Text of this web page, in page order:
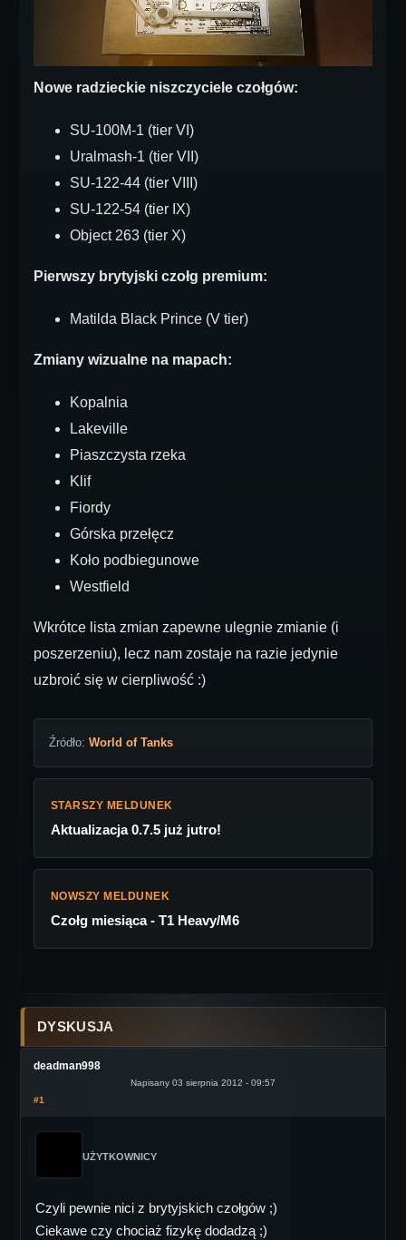
Nowe radzieckie niszczyciele czołgów:
SU-100M-1 (tier VI)
Uralmash-1 (tier VII)
SU-122-44 (tier VIII)
SU-122-54 (tier IX)
Object 263 (tier X)
Pierwszy brytyjski czołg premium:
Matilda Black Prince (V tier)
Zmiany wizualne na mapach:
Kopalnia
Lakeville
Piaszczysta rzeka
Klif
Fiordy
Górska przełęcz
Koło podbiegunowe
Westfield
Wkrótce lista zmian zapewne ulegnie zmianie (i
poszerzeniu), lecz nam zostaje na razie jedynie
uzbroić się w cierpliwość :)
Źródło: World of Tanks
STARSZY MELDUNEK
Aktualizacja 0.7.5 już jutro!
NOWSZY MELDUNEK
Czołg miesiąca - T1 Heavy/M6
DYSKUSJA
deadman998
Napisany 03 sierpnia 2012 - 09:57
#1
UŻYTKOWNICY
Czyli pewnie nici z brytyjskich czołgów ;)
Ciekawe czy chociaż fizykę dodadzą ;)